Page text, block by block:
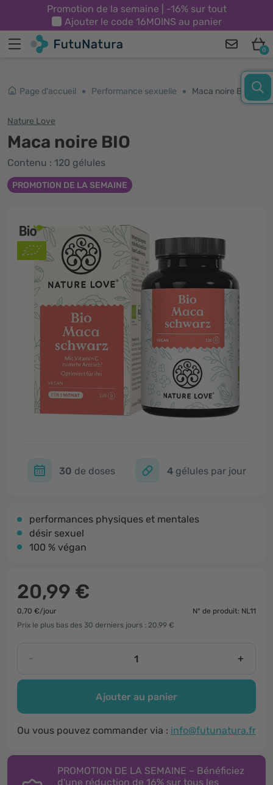
Promotion de la semaine | -16% sur tout
Ajouter le code 16MOINS au panier
0
Page d'accueil Performance sexuelle Maca noire BIO
Nature Love
Maca noire BIO
Contenu : 120 gélules
PROMOTION DE LA SEMAINE
30 de doses 4gélules par jour
performances physiques et mentales
désir sexuel
100 % végan
20,99 €
0,70 €/jour
N° de produit: NL11
Prix le plus bas des 30 derniers jours : 20,99 €
- +
Ajouter au panier
Ou vous pouvez commander via : info@futunatura.fr
PROMOTION DE LA SEMAINE – Bénéficiez
d'une réduction de 16% sur tous les